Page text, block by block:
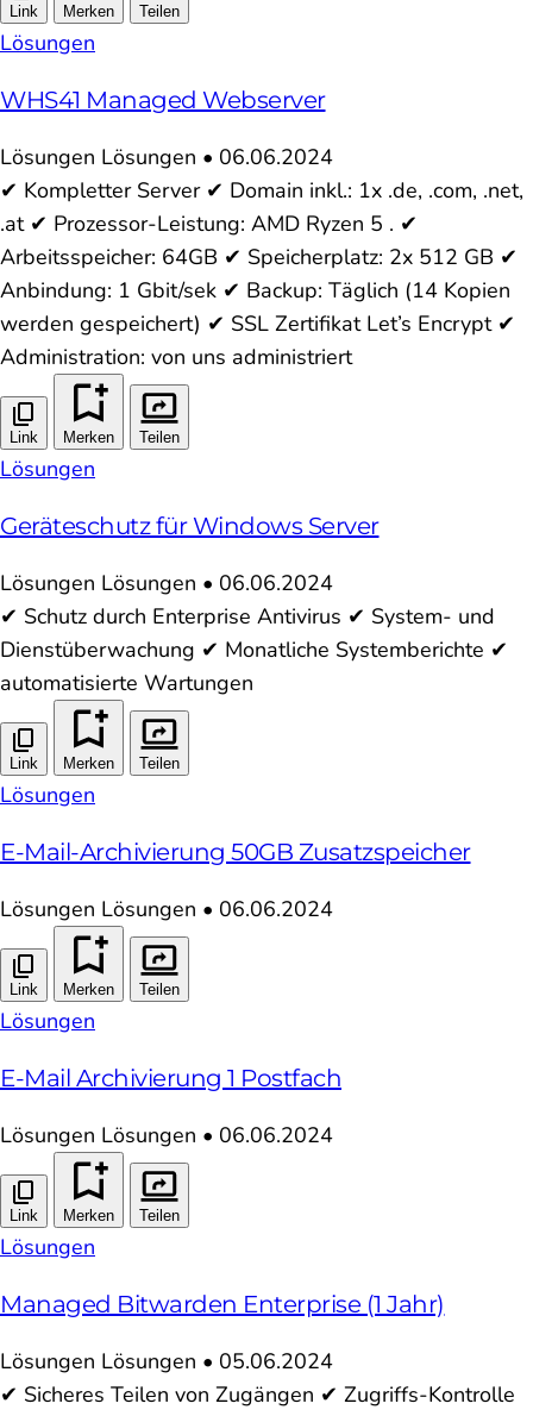
Link Merken Teilen
Lösungen
WHS41 Managed Webserver
Lösungen Lösungen • 06.06.2024
✔ Kompletter Server ✔ Domain inkl.: 1x .de, .com, .net,
.at ✔ Prozessor-Leistung: AMD Ryzen 5 . ✔
Arbeitsspeicher: 64GB ✔ Speicherplatz: 2x 512 GB ✔
Anbindung: 1 Gbit/sek ✔ Backup: Täglich (14 Kopien
werden gespeichert) ✔ SSL Zertifikat Let’s Encrypt ✔
Administration: von uns administriert
Link Merken Teilen
Lösungen
Geräteschutz für Windows Server
Lösungen Lösungen • 06.06.2024
✔ Schutz durch Enterprise Antivirus ✔ System- und
Dienstüberwachung ✔ Monatliche Systemberichte ✔
automatisierte Wartungen
Link Merken Teilen
Lösungen
E-Mail-Archivierung 50GB Zusatzspeicher
Lösungen Lösungen • 06.06.2024
Link Merken Teilen
Lösungen
E-Mail Archivierung 1 Postfach
Lösungen Lösungen • 06.06.2024
Link Merken Teilen
Lösungen
Managed Bitwarden Enterprise (1 Jahr)
Lösungen Lösungen • 05.06.2024
✔ Sicheres Teilen von Zugängen ✔ Zugriffs-Kontrolle